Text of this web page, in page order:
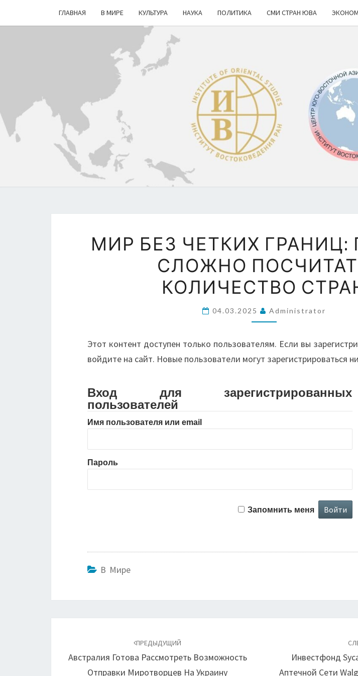
ГЛАВНАЯ В МИРЕ КУЛЬТУРА НАУКА ПОЛИТИКА СМИ СТРАН ЮВА
ИВ
РАН
БЕЗ
ЧЕТКИХ
ГРАНИЦ:
ПОЧЕМУ
СЛОЖНО
ПОСЧИТАТЬ
СТРАН
МИР БЕЗ ЧЕТКИХ ГРАНИЦ:
СЛОЖНО
КОЛИЧЕСТВО
04.03.2025 Administrator
Этот контент доступен только пользователям. Если вы
войдите на сайт. Новые пользователи могут зарегистрироваться
Вход для зарегистрированных
пользователей
Имя пользователя или email
Пароль
Запомнить меня
В Мире
записям
ПРЕДЫДУЩИЙ
Австралия Готова Рассмотреть Возможность
Отправки Миротворцев На Украину
Инвестфонд
Аптечной Сети